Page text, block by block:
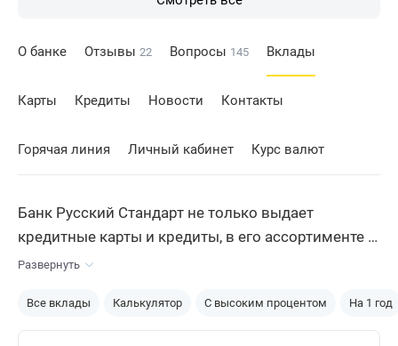
О банке Отзывы 22 Вопросы 145 Вклады
Карты Кредиты Новости Контакты
Горячая линия Личный кабинет Курс валют
Банк Русский Стандарт не только выдает
кредитные карты и кредиты, в его ассортименте —
широкая линейка
размещения средств. При этом банк
устанавливает высокие, конкурентные
Развернуть
Все вклады Калькулятор С высоким процентом На 1 год